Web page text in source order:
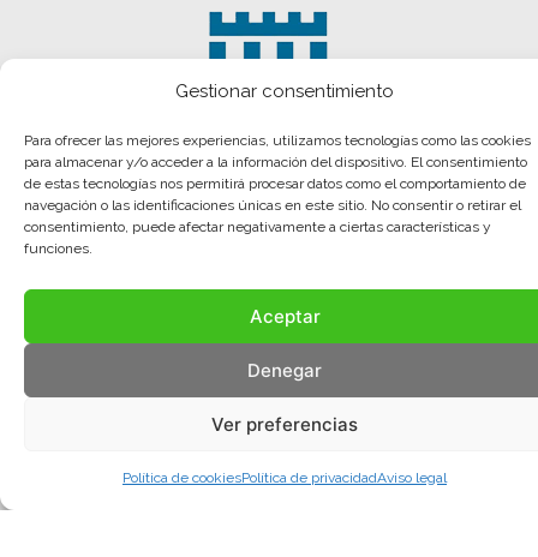
Gestionar consentimiento
Para ofrecer las mejores experiencias, utilizamos tecnologías como las cookies
para almacenar y/o acceder a la información del dispositivo. El consentimiento
de estas tecnologías nos permitirá procesar datos como el comportamiento de
navegación o las identificaciones únicas en este sitio. No consentir o retirar el
consentimiento, puede afectar negativamente a ciertas características y
funciones.
Aceptar
Denegar
Ver preferencias
Política de cookiesPolítica de privacidadAviso legal